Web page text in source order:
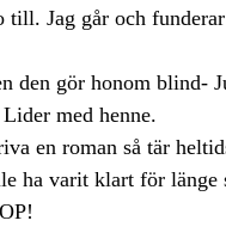
till. Jag går och
den gör honom blind-
med henne.
ha varit klart för